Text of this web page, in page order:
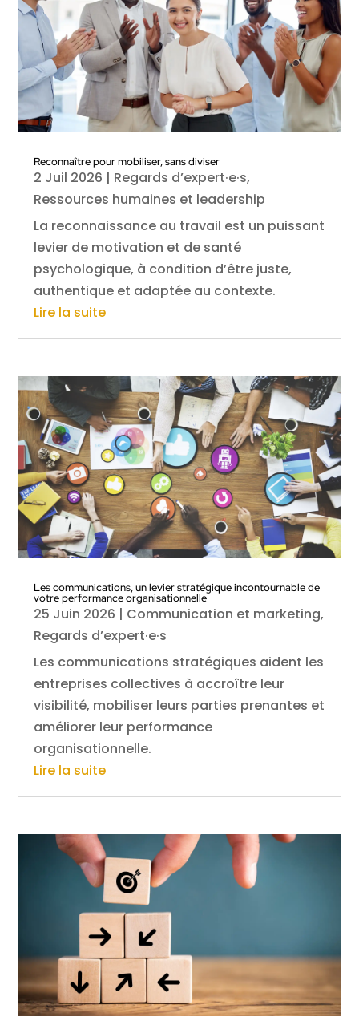
Reconnaître pour mobiliser, sans diviser
2 Juil 2026 | Regards d’expert·e·s,
Ressources humaines et leadership
La reconnaissance au travail est un puissant
levier de motivation et de santé
psychologique, à condition d’être juste,
authentique et adaptée au contexte.
Lire la suite
Les communications, un levier stratégique incontournable de
votre performance organisationnelle
25 Juin 2026 | Communication et marketing,
Regards d’expert·e·s
Les communications stratégiques aident les
entreprises collectives à accroître leur
visibilité, mobiliser leurs parties prenantes et
améliorer leur performance
organisationnelle.
Lire la suite